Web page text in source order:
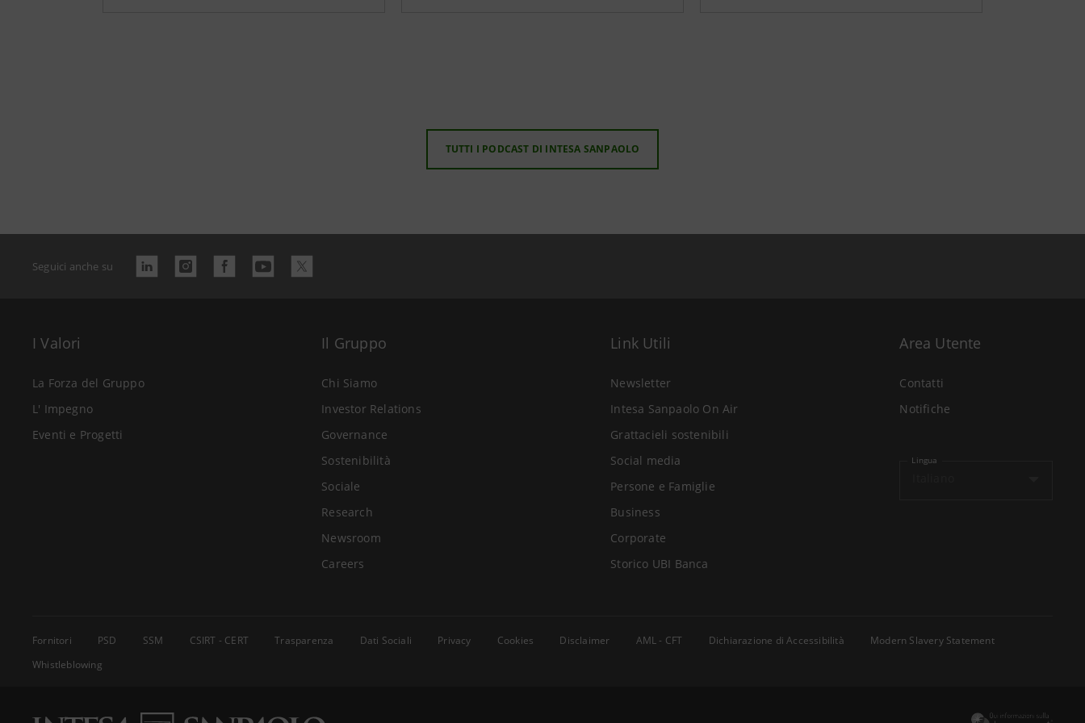
Donne nella storia: Nilde Iotti
Come abbiamo imparato a convivere: la schiavitù 1:06:20
Come abbiamo imparato a convivere: il totalitarismo
Come abbiamo imparato a convivere: la democrazia
TUTTI I PODCAST DI INTESA SANPAOLO
Seguici anche su
I Valori
La Forza del Gruppo
L' Impegno
Eventi e Progetti
Il Gruppo
Chi Siamo
Investor Relations
Governance
Sostenibilità
Sociale
Research
Newsroom
Careers
Link Utili
Newsletter
Intesa Sanpaolo On Air
Grattacieli sostenibili
Social media
Persone e Famiglie
Business
Corporate
Storico UBI Banca
Area Utente
Contatti
Notifiche
Lingua
Fornitori PSD SSM CSIRT - CERT Trasparenza Dati Sociali Privacy Cookies Disclaimer AML - CFT Dichiarazione di Accessibilità
Modern Slavery Statement
Whistleblowing